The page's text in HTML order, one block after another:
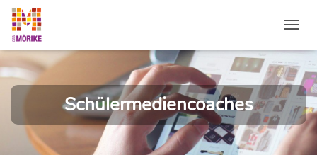
Schülermediencoaches